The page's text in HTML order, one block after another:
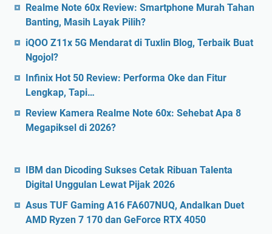
Realme Note 60x Review: Smartphone Murah Tahan
Banting, Masih Layak Pilih?
iQOO Z11x 5G Mendarat di Tuxlin Blog, Terbaik Buat
Ngojol?
Infinix Hot 50 Review: Performa Oke dan Fitur
Lengkap, Tapi…
Review Kamera Realme Note 60x: Sehebat Apa 8
Megapiksel di 2026?
IBM dan Dicoding Sukses Cetak Ribuan Talenta
Digital Unggulan Lewat Pijak 2026
Asus TUF Gaming A16 FA607NUQ, Andalkan Duet
AMD Ryzen 7 170 dan GeForce RTX 4050